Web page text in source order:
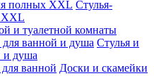
Стулья-
XXL
и туалетной комнаты
Стулья и
и душа
Доски и скамейки